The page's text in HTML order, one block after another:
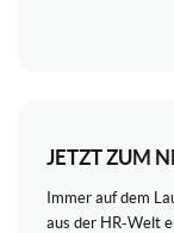
JETZT ZUM
Immer auf dem
aus der HR-Welt